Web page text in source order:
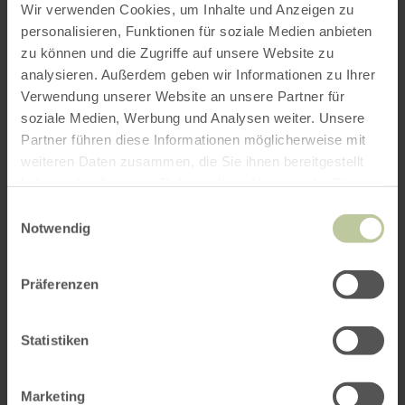
Wir verwenden Cookies, um Inhalte und Anzeigen zu
personalisieren, Funktionen für soziale Medien anbieten
zu können und die Zugriffe auf unsere Website zu
analysieren. Außerdem geben wir Informationen zu Ihrer
Verwendung unserer Website an unsere Partner für
soziale Medien, Werbung und Analysen weiter. Unsere
Partner führen diese Informationen möglicherweise mit
weiteren Daten zusammen, die Sie ihnen bereitgestellt
Notwendig
Präferenzen
Statistiken
Marketing
mehr
Wilde